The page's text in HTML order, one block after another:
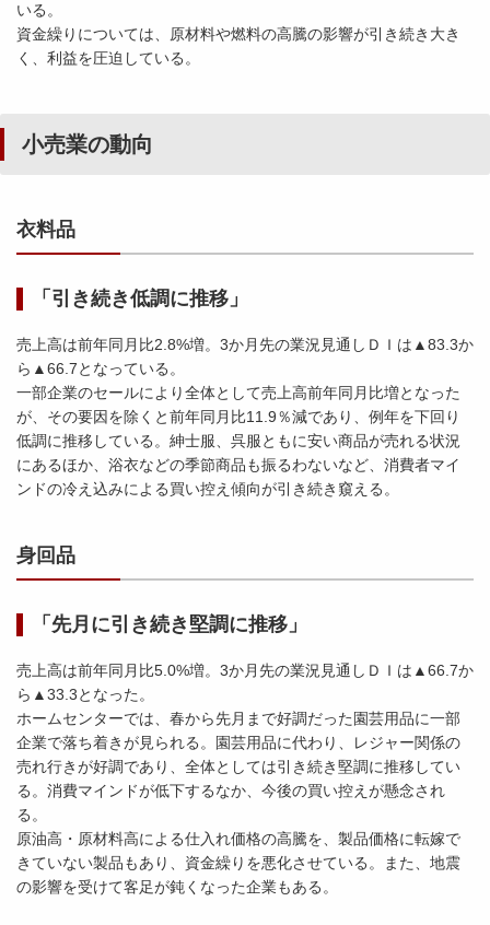
いる。
資金繰りについては、原材料や燃料の高騰の影響が引き続き大き
く、利益を圧迫している。
小売業の動向
衣料品
「引き続き低調に推移」
売上高は前年同月比2.8%増。3か月先の業況見通しＤＩは▲83.3か
ら▲66.7となっている。
一部企業のセールにより全体として売上高前年同月比増となった
が、その要因を除くと前年同月比11.9％減であり、例年を下回り
低調に推移している。紳士服、呉服ともに安い商品が売れる状況
にあるほか、浴衣などの季節商品も振るわないなど、消費者マイ
ンドの冷え込みによる買い控え傾向が引き続き窺える。
身回品
「先月に引き続き堅調に推移」
売上高は前年同月比5.0%増。3か月先の業況見通しＤＩは▲66.7か
ら▲33.3となった。
ホームセンターでは、春から先月まで好調だった園芸用品に一部
企業で落ち着きが見られる。園芸用品に代わり、レジャー関係の
売れ行きが好調であり、全体としては引き続き堅調に推移してい
る。消費マインドが低下するなか、今後の買い控えが懸念され
る。
原油高・原材料高による仕入れ価格の高騰を、製品価格に転嫁で
きていない製品もあり、資金繰りを悪化させている。また、地震
の影響を受けて客足が鈍くなった企業もある。